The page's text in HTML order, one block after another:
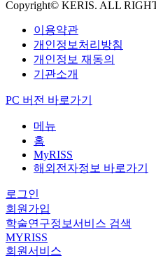
Copyright© KERIS. ALL
이용약관
개인정보처리방침
개인정보 재동의
기관소개
PC 버전 바로가기
메뉴
홈
MyRISS
해외전자정보 바로가기
로그인
회원가입
학술연구정보서비스 검색
MYRISS
회원서비스